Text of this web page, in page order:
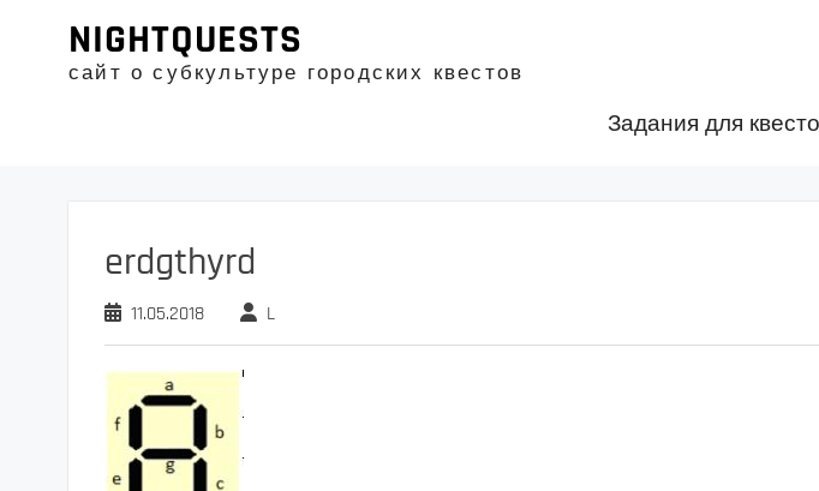
содержимому
NIGHTQUESTS
сайт о субкультуре городских квестов
Задания для
erdgthyrd
11.05.2018 L